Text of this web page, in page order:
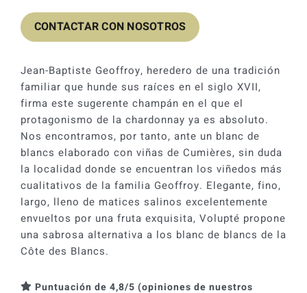
CONTACTAR CON NOSOTROS
Jean-Baptiste Geoffroy, heredero de una tradición
familiar que hunde sus raíces en el siglo XVII,
firma este sugerente champán en el que el
protagonismo de la chardonnay ya es absoluto.
Nos encontramos, por tanto, ante un blanc de
blancs elaborado con viñas de Cumières, sin duda
la localidad donde se encuentran los viñedos más
cualitativos de la familia Geoffroy. Elegante, fino,
largo, lleno de matices salinos excelentemente
envueltos por una fruta exquisita, Volupté propone
una sabrosa alternativa a los blanc de blancs de la
Côte des Blancs.
Puntuación de 4,8/5 (opiniones de nuestros